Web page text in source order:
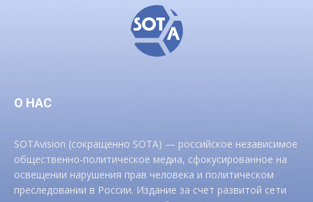
О НАС
SOTAvision (сокращенно SOTA) — российское независимое
общественно-политическое медиа, сфокусированное на
освещении нарушения прав человека и политическом
преследовании в России. Издание за счет развитой сети